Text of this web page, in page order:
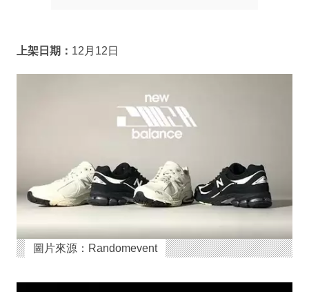
上架日期： 12月12日
圖片來源：Randomevent